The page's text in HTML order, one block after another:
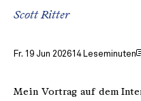
Scott Ritter
Fr. 19 Jun 202614 Leseminuten
Mein Vortrag auf dem